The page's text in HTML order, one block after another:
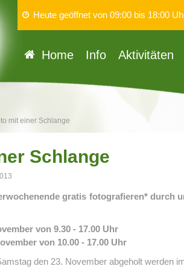
mit einer Schlange
Home Info Aktivitäten
Heute geöffnet von 09:00 bis 18:00
Schlange
gratis fotografieren* durch
von 9.30 - 17.00 Uhr
von 10.00 - 17.00 Uhr
den 23. November abgeholt werden